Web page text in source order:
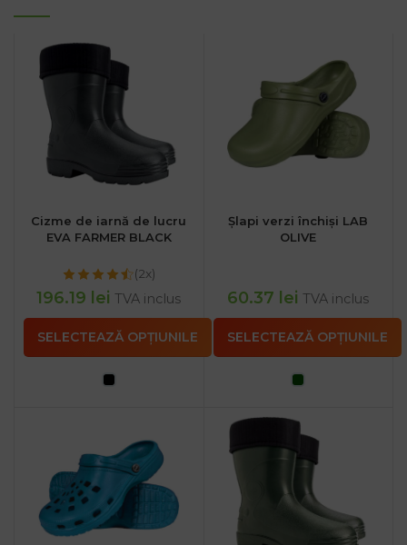
Cizme de iarnă de lucru
EVA FARMER BLACK
(2x)
196.19 lei TVA inclus
SELECTEAZĂ OPȚIUNILE
Șlapi verzi închiși LAB
OLIVE
60.37 lei TVA inclus
SELECTEAZĂ OPȚIUNILE